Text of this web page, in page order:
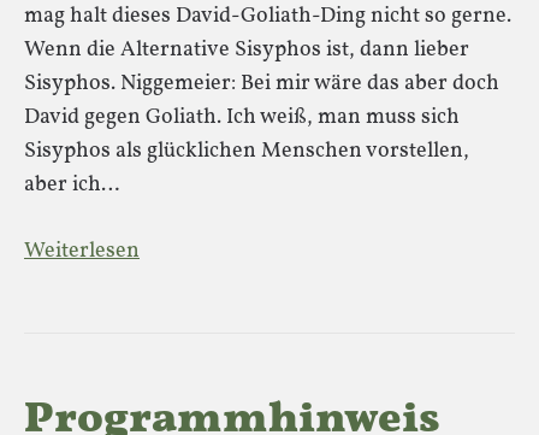
mag halt dieses David-Goliath-Ding nicht so gerne.
Wenn die Alternative Sisyphos ist, dann lieber
Sisyphos. Niggemeier: Bei mir wäre das aber doch
David gegen Goliath. Ich weiß, man muss sich
Sisyphos als glücklichen Menschen vorstellen,
aber ich…
Weiterlesen
Programmhinweis